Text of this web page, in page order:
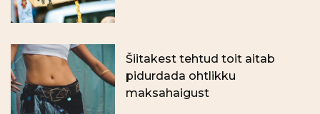
Šiitakest tehtud toit aitab
pidurdada ohtlikku
maksahaigust